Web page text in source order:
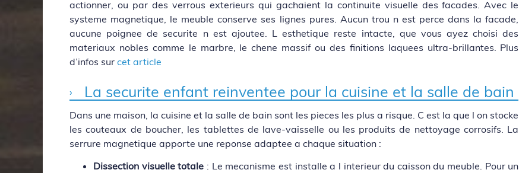
actionner, ou par des verrous exterieurs qui gachaient la continuite visuelle des facades. Avec le
systeme magnetique, le meuble conserve ses lignes pures. Aucun trou n est perce dans la facade,
aucune poignee de securite n est ajoutee. L esthetique reste intacte, que vous ayez choisi des
materiaux nobles comme le marbre, le chene massif ou des finitions laquees ultra-brillantes. Plus
d’infos sur cet article
La securite enfant reinventee pour la cuisine et la salle de bain
Dans une maison, la cuisine et la salle de bain sont les pieces les plus a risque. C est la que l on stocke
les couteaux de boucher, les tablettes de lave-vaisselle ou les produits de nettoyage corrosifs. La
serrure magnetique apporte une reponse adaptee a chaque situation :
Dissection visuelle totale : Le mecanisme est installe a l interieur du caisson du meuble. Pour un